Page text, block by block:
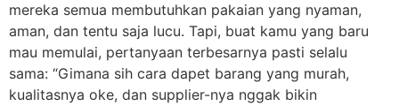
mereka semua membutuhkan pakaian yang nyaman,
aman, dan tentu saja lucu. Tapi, buat kamu yang baru
mau memulai, pertanyaan terbesarnya pasti selalu
sama: “Gimana sih cara dapet barang yang murah,
kualitasnya oke, dan supplier-nya nggak bikin